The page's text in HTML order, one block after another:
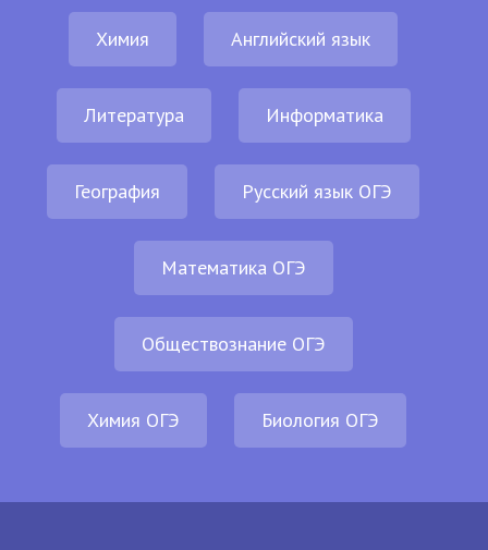
Химия Английский язык
Литература Информатика
География Русский язык ОГЭ
Математика ОГЭ
Обществознание ОГЭ
Химия ОГЭ Биология ОГЭ